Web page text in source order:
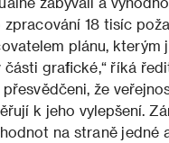
18 tisíc
plánu, kterým
grafické,“ říká
že
k jeho vylepšení.
na straně jedné